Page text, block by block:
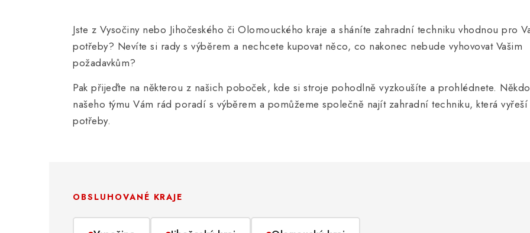
Jste z Vysočiny nebo Jihočeského či Olomouckého kraje a sháníte zahradní techniku vhodnou pro
potřeby? Nevíte si rady s výběrem a nechcete kupovat něco, co nakonec nebude vyhovovat Vašim
požadavkům?
Pak přijeďte na některou z našich poboček, kde si stroje pohodlně vyzkoušíte a prohlédnete.
našeho týmu Vám rád poradí s výběrem a pomůžeme společně najít zahradní techniku, která vyřeší
potřeby.
OBSLUHOVANÉ KRAJE